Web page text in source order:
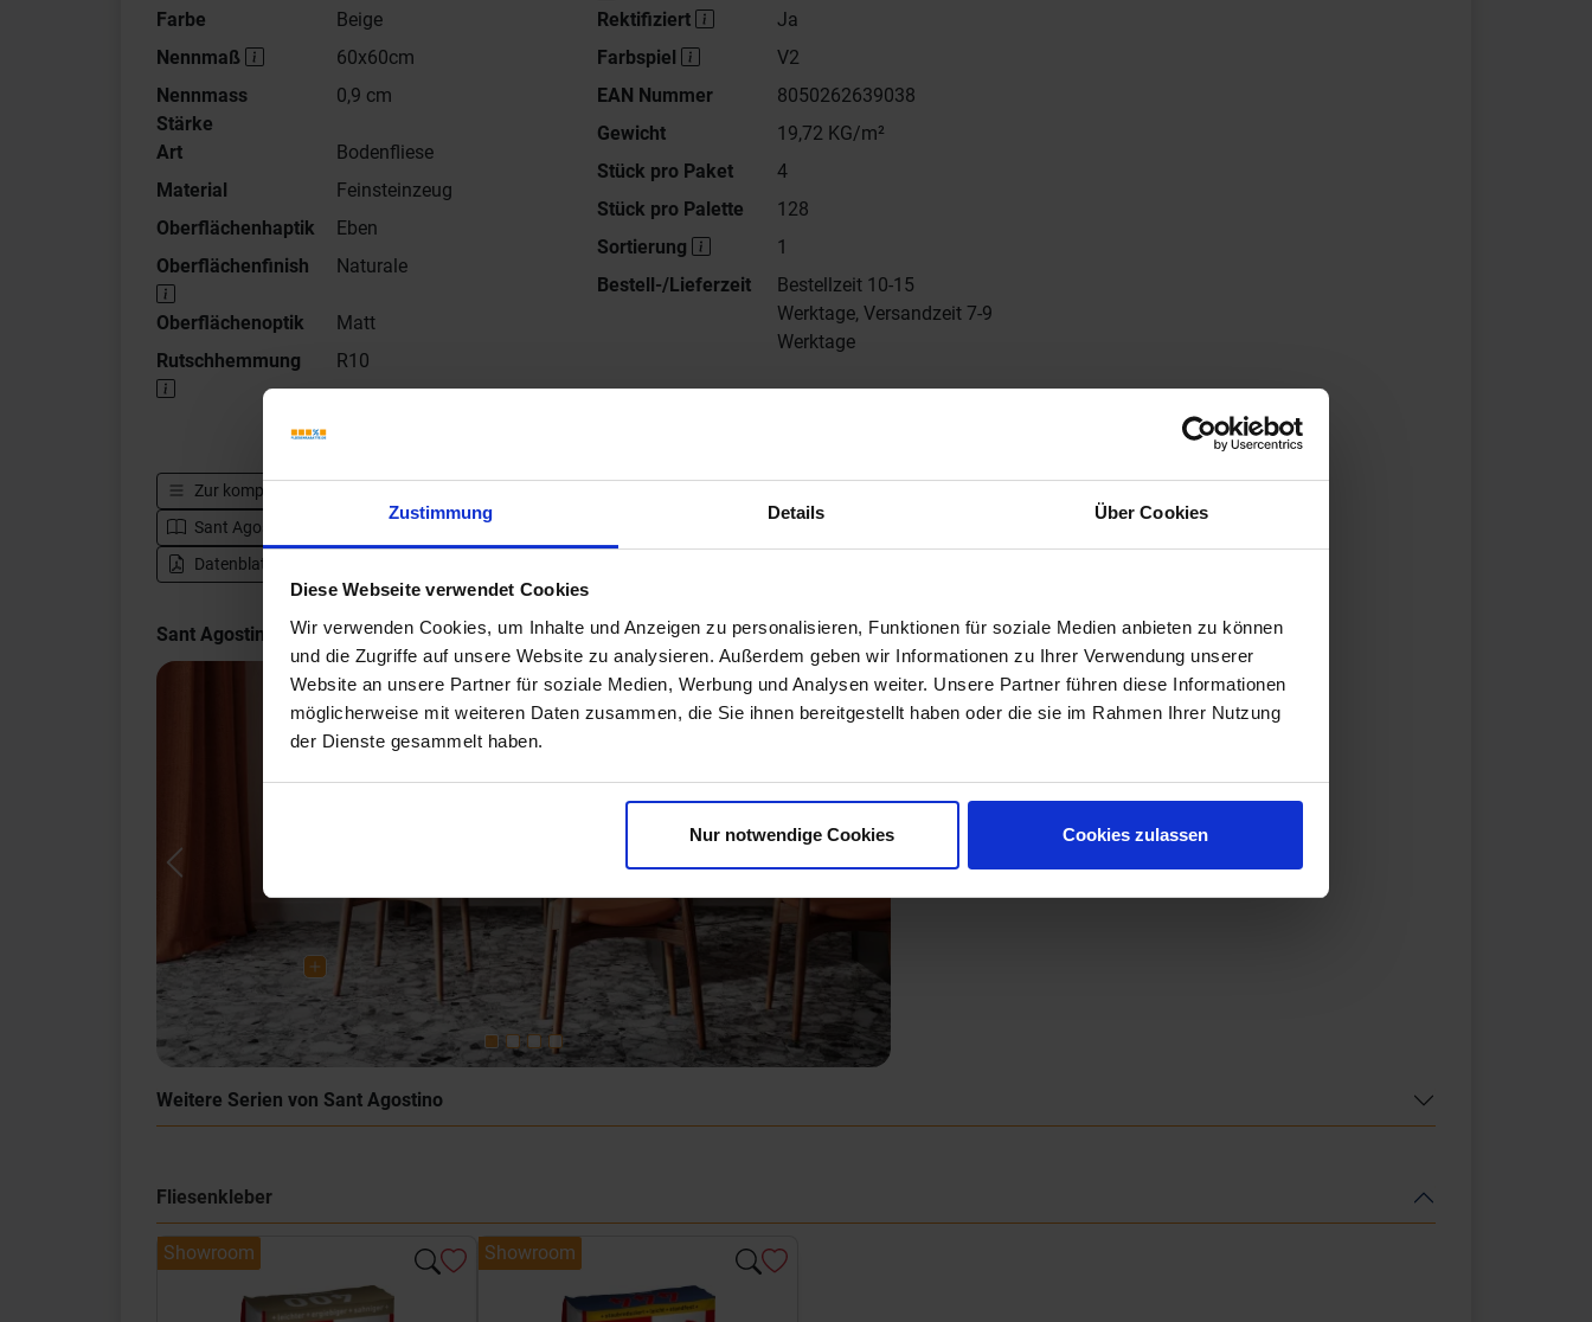
Zustimmung Details Über Cookies
Diese Webseite verwendet Cookies
Wir verwenden Cookies, um Inhalte und Anzeigen zu personalisieren, Funktionen für soziale Medien anbieten zu können
und die Zugriffe auf unsere Website zu analysieren. Außerdem geben wir Informationen zu Ihrer Verwendung unserer
Website an unsere Partner für soziale Medien, Werbung und Analysen weiter. Unsere Partner führen diese Informationen
möglicherweise mit weiteren Daten zusammen, die Sie ihnen bereitgestellt haben oder die sie im Rahmen Ihrer Nutzung
der Dienste gesammelt haben.
Nur notwendige Cookies Cookies zulassen
Farbe
Beige
Nennmaß
60x60cm
Nennmass
Stärke
0,9 cm
Art
Bodenfliese
Material
Feinsteinzeug
Oberflächenhaptik
Eben
Oberflächenfinish
Naturale
Oberflächenoptik
Matt
Rutschhemmung
R10
Rektifiziert
Ja
Farbspiel
V2
EAN Nummer
8050262639038
Gewicht
19,72 KG/m²
Stück pro Paket
4
Stück pro Palette
128
Sortierung
1
Bestell-/Lieferzeit
Bestellzeit 10-15
Werktage, Versandzeit 7-9
Werktage
Zur kompletten Serie
Sant Agostino Venistone - Katalog
Zur Hersteller Website von Sant Agostino Venistone
Datenblatt herunterladen - PDF
Sant Agostino Venistone Impressionen
Previous Next
Weitere Serien von Sant Agostino
Fliesenkleber
Showroom Showroom